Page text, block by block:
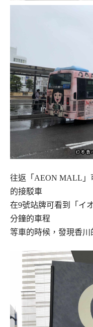
往返「AEON MALL」
的接駁車
在9號站牌可看到「イ
分鐘的車程
等車的時候，發現香